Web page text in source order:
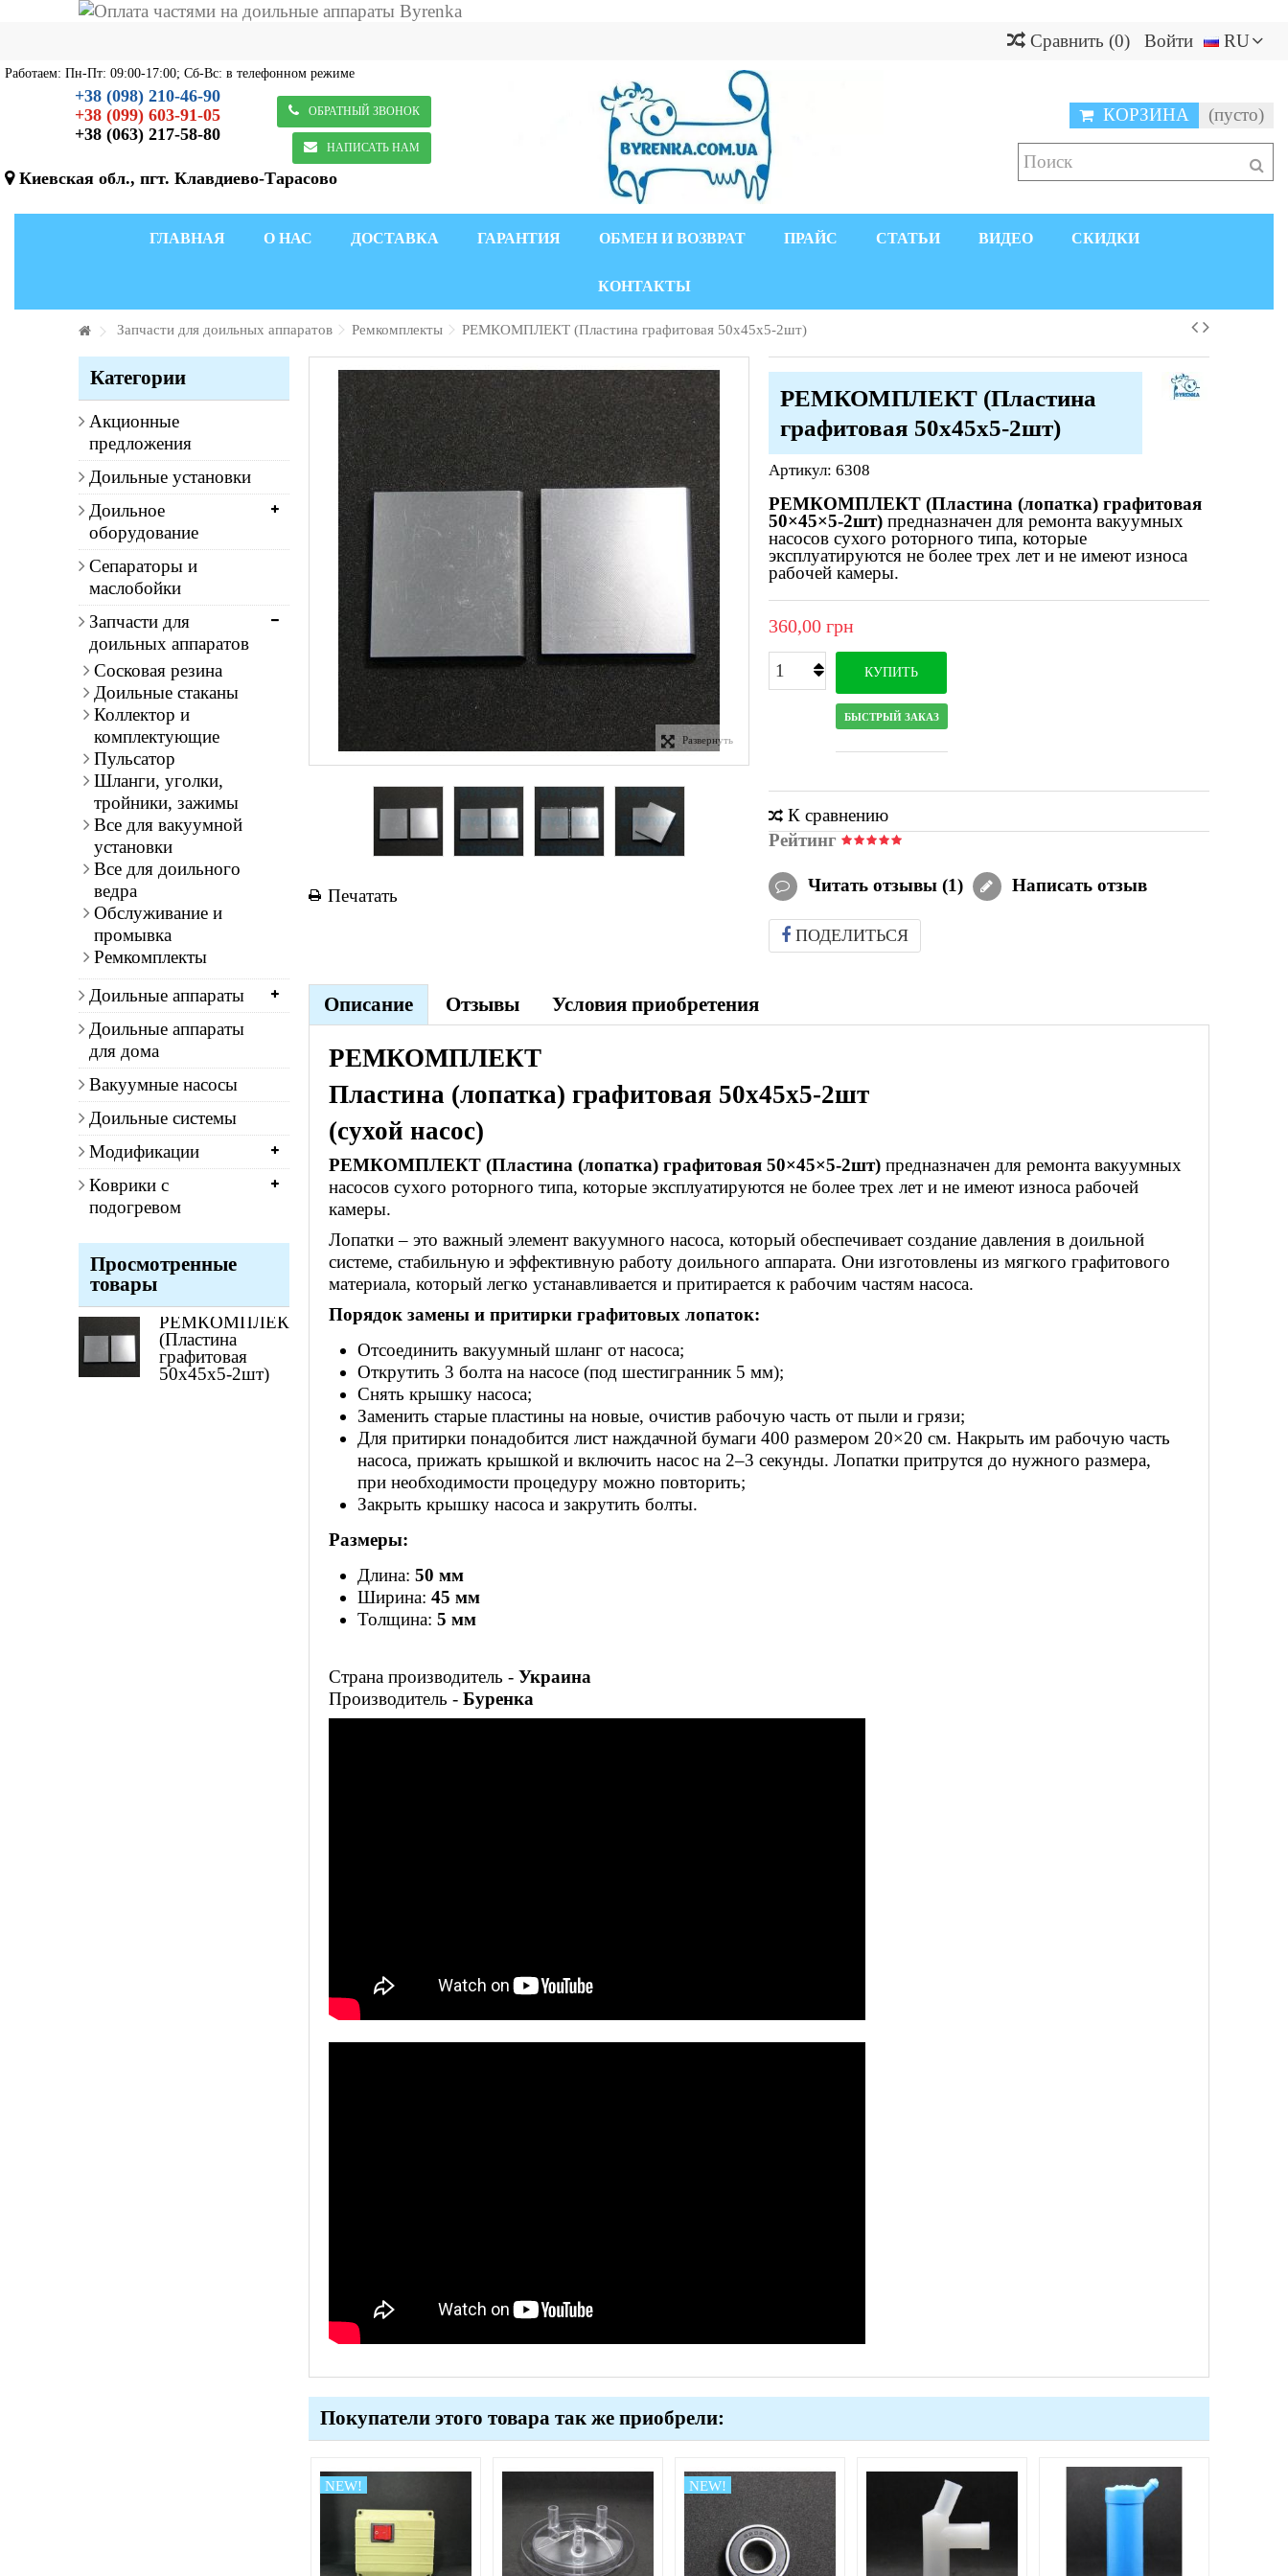
RU
Войти
Сравнить (0)
Работаем: Пн-Пт: 09:00-17:00; Сб-Вс: в телефонном режиме
+38 (098) 210-46-90
+38 (099) 603-91-05
+38 (063) 217-58-80
ОБРАТНЫЙ ЗВОНОК
НАПИСАТЬ НАМ
Киевская обл., пгт. Клавдиево-Тарасово
КОРЗИНА (пусто)
ГЛАВНАЯ О НАС ДОСТАВКА ГАРАНТИЯ ОБМЕН И ВОЗВРАТ ПРАЙС СТАТЬИ ВИДЕО СКИДКИ
КОНТАКТЫ
Запчасти для доильных аппаратов Ремкомплекты РЕМКОМПЛЕКТ (Пластина графитовая 50х45х5-2шт)
Развернуть
Печатать
РЕМКОМПЛЕКТ (Пластина
графитовая 50х45х5-2шт)
Артикул: 6308
РЕМКОМПЛЕКТ (Пластина (лопатка) графитовая
50×45×5-2шт)предназначен для ремонта вакуумных
насосов сухого роторного типа, которые
эксплуатируются не более трех лет и не имеют износа
рабочей камеры.
360,00 грн
КУПИТЬ
БЫСТРЫЙ ЗАКАЗ
К сравнению
Рейтинг
Читать отзывы (1) Написать отзыв
ПОДЕЛИТЬСЯ
Описание Отзывы Условия приобретения
РЕМКОМПЛЕКТ
Пластина (лопатка) графитовая 50х45х5-2шт
(сухой насос)
РЕМКОМПЛЕКТ (Пластина (лопатка) графитовая 50×45×5-2шт) предназначен для ремонта вакуумных
насосов сухого роторного типа, которые эксплуатируются не более трех лет и не имеют износа рабочей
камеры.
Лопатки – это важный элемент вакуумного насоса, который обеспечивает создание давления в доильной
системе, стабильную и эффективную работу доильного аппарата. Они изготовлены из мягкого графитового
материала, который легко устанавливается и притирается к рабочим частям насоса.
Порядок замены и притирки графитовых лопаток:
Отсоединить вакуумный шланг от насоса;
Открутить 3 болта на насосе (под шестигранник 5 мм);
Снять крышку насоса;
Заменить старые пластины на новые, очистив рабочую часть от пыли и грязи;
Для притирки понадобится лист наждачной бумаги 400 размером 20×20 см. Накрыть им рабочую часть
насоса, прижать крышкой и включить насос на 2–3 секунды. Лопатки притрутся до нужного размера,
при необходимости процедуру можно повторить;
Закрыть крышку насоса и закрутить болты.
Размеры:
Длина:50 мм
Ширина:45 мм
Толщина:5 мм
Страна производитель -Украина
Производитель -Буренка
Покупатели этого товара так же приобрели:
NEW! NEW!
Категории
Акционные
предложения
Доильные установки
Доильное
оборудование
Сепараторы и
маслобойки
Запчасти для
доильных аппаратов
Сосковая резина
Доильные стаканы
Коллектор и
комплектующие
Пульсатор
Шланги, уголки,
тройники, зажимы
Все для вакуумной
установки
Все для доильного
ведра
Обслуживание и
промывка
Ремкомплекты
Доильные аппараты
Доильные аппараты
для дома
Вакуумные насосы
Доильные системы
Модификации
Коврики с
подогревом
Просмотренные
товары
РЕМКОМПЛЕКТ
(Пластина
графитовая
50х45х5-2шт)